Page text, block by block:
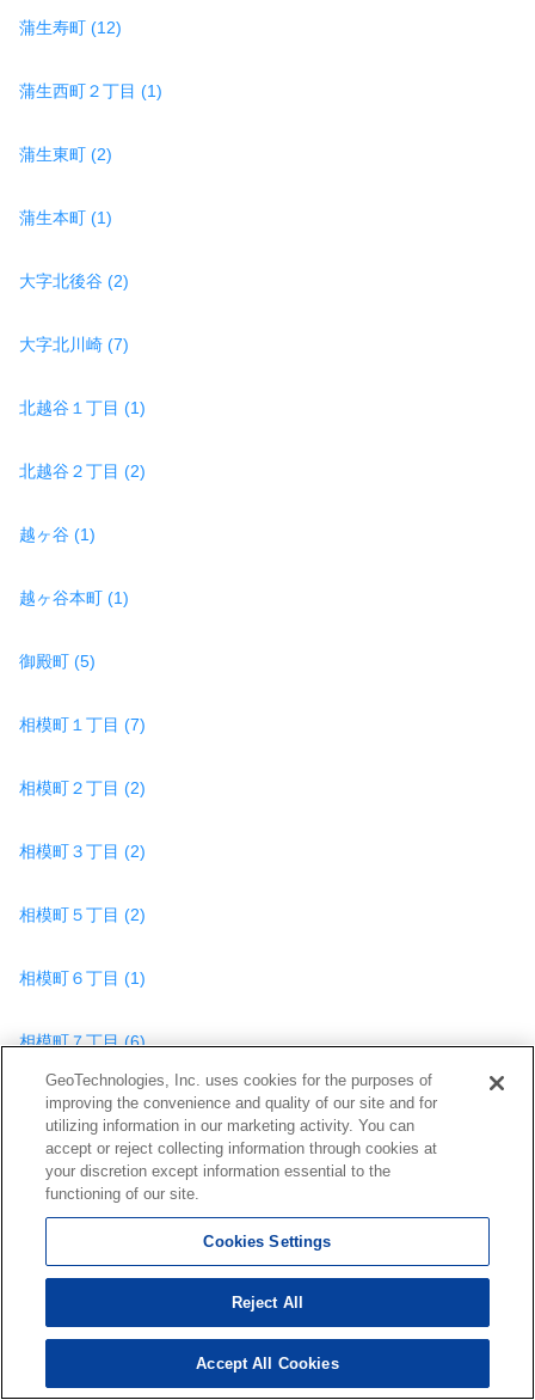
蒲生寿町 (12)
蒲生西町２丁目 (1)
蒲生東町 (2)
蒲生本町 (1)
大字北後谷 (2)
大字北川崎 (7)
北越谷１丁目 (1)
北越谷２丁目 (2)
越ヶ谷 (1)
越ヶ谷本町 (1)
御殿町 (5)
相模町１丁目 (7)
相模町２丁目 (2)
相模町３丁目 (2)
相模町５丁目 (2)
相模町６丁目 (1)
相模町７丁目 (6)
大字三野宮 (4)
七左町１丁目 (1)
検索結果を見る
GeoTechnologies, Inc. uses cookies for the purposes of
improving the convenience and quality of our site and for
utilizing information in our marketing activity. You can
accept or reject collecting information through cookies at
your discretion except information essential to the
functioning of our site.
Cookies Settings
Reject All
Accept All Cookies